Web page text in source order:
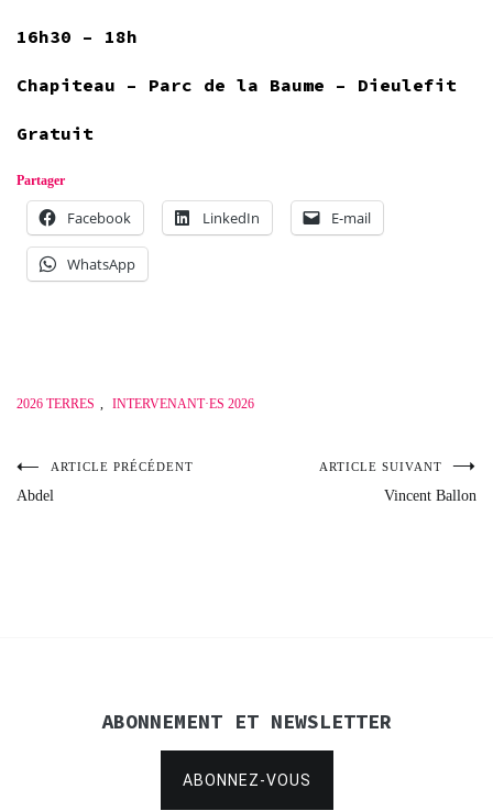
16h30 – 18h
Chapiteau – Parc de la Baume – Dieulefit
Gratuit
Partager
Facebook LinkedIn E-mail
WhatsApp
2026 TERRES , INTERVENANT·ES 2026
Navigation
ARTICLE PRÉCÉDENT
Abdel
ARTICLE SUIVANT
Vincent Ballon
ABONNEMENT ET NEWSLETTER
ABONNEZ-VOUS